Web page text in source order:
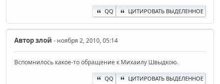
QQ ЦИТИРОВАТЬ ВЫДЕЛЕННОЕ
Авторзлой - ноября 2, 2010, 05:14
Вспомнилось какое-то обращение к Михаилу Швыдкою.
QQ ЦИТИРОВАТЬ ВЫДЕЛЕННОЕ